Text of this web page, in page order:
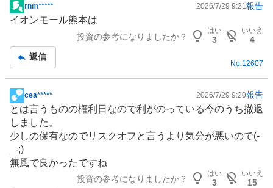
掲
示
事
rnm***** 2026/7/29 9:21報告
イオンモール熊本は
投資の参考になりましたか？
はい
3
いいえ
4
返信
No. 12607
掲
示
板
記
事
cea***** 2026/7/29 9:20報告
とは言うものの権利日なので利がのっている今のうち撤退
しました。
少しの保有なのでリスクオフと言うより気分が悪いので(-
_-;)
無風で良かったですね
投資の参考になりましたか？
はい
3
いいえ
15